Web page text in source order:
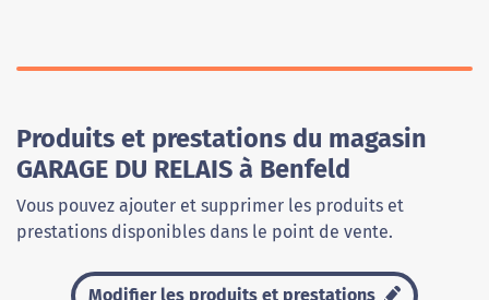
Produits et prestations du magasin
GARAGE DU RELAIS à Benfeld
Vous pouvez ajouter et supprimer les produits et
prestations disponibles dans le point de vente.
Modifier les produits et prestations